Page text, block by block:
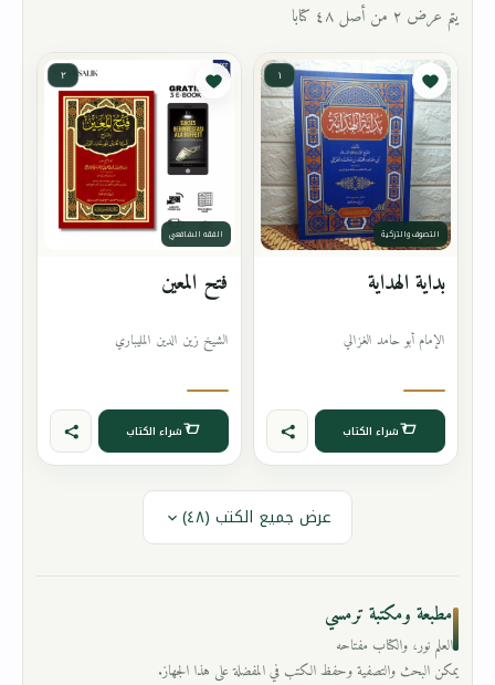
يتم عرض ٢ من أصل ٤٨ كتابا
١
التصوف والتزكية
بداية الهداية
الإمام أبو حامد الغزالي
شراء الكتاب
٢
الفقه الشافعي
فتح المعين
الشيخ زين الدين المليباري
شراء الكتاب
عرض جميع الكتب (٤٨)
مطبعة ومكتبة ترمسي
العلم نور، والكتاب مفتاحه
يمكن البحث والتصفية وحفظ الكتب في المفضلة على هذا الجهاز.